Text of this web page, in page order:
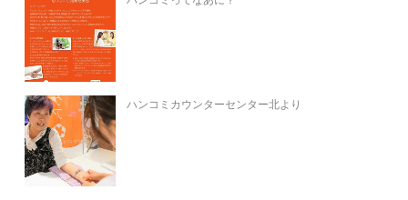
ハンコミカウンターセンター北より